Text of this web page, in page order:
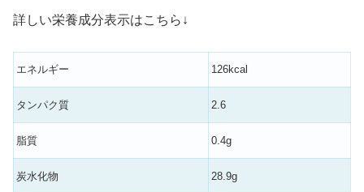
詳しい栄養成分表示はこちら↓
エネルギー 126kcal
タンパク質 2.6
脂質 0.4g
炭水化物 28.9g